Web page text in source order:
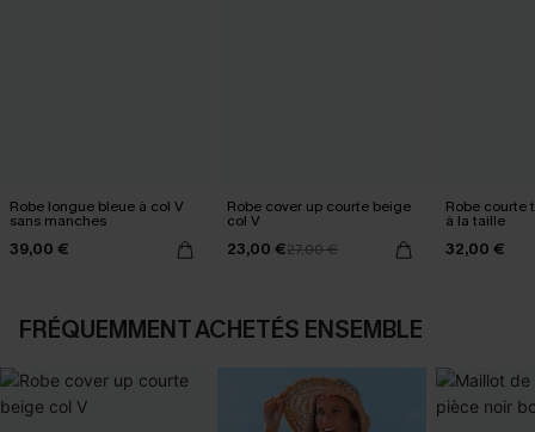
Robe longue bleue à col V
sans manches
39,00 €
Robe cover up courte beige
col V
23,00 €27,00 €
Robe courte
à la taille
32,00 €
FRÉQUEMMENT ACHETÉS ENSEMBLE